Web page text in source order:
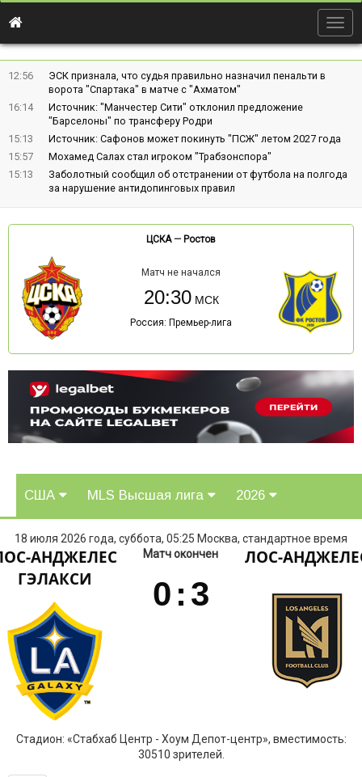
12:56
ЭСК признала, что судья правильно назначил пенальти в
ворота "Спартака" в матче с "Ахматом"
16:14
Источник: "Манчестер Сити" отклонил предложение
"Барселоны" по трансферу Родри
15:13
Источник: Сафонов может покинуть "ПСЖ" летом 2027 года
15:57
Мохамед Салах стал игроком "Трабзонспора"
15:13
Заболотный сообщил об отстранении от футбола на полгода
за нарушение антидопинговых правил
ЦСКА— Ростов
Матч не начался
20:30
Россия: Премьер-лига
США MLS Высшая лига 2026
18 июля 2026 года, суббота, 05:25 Москва, стандартное время
АНДЖЕЛЕС
ГЭЛАКСИ
Матч окончен
0 : 3
ЛОС-
Стадион: «Стабхаб Центр - Хоум Депот-центр», вместимость:
30510 зрителей.